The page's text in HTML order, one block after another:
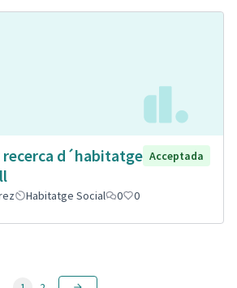
recerca d´habitatge Acceptada
Habitatge Social 0 0